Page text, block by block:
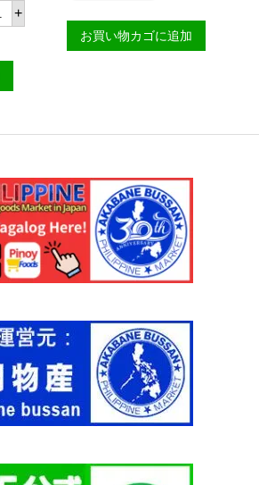
4
0
m
C
個
+
ケ
ン
天
m
お買い物カゴに追加